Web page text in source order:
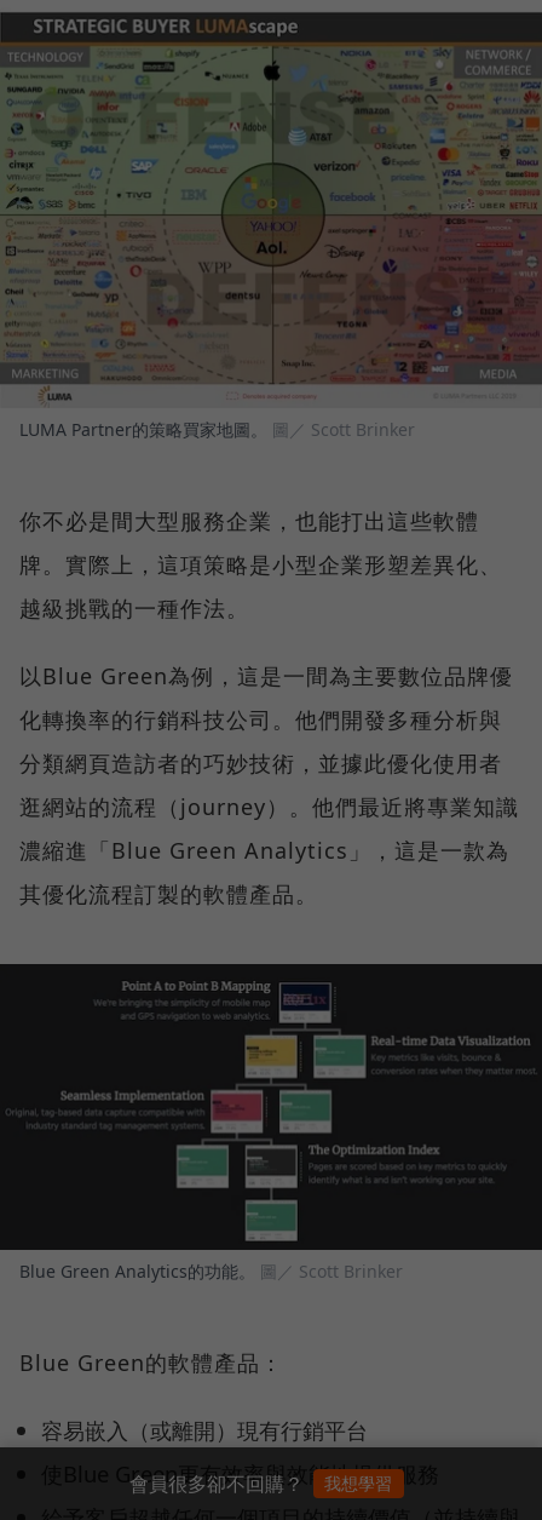
LUMA Partner的策略買家地圖。 圖／ Scott Brinker
你不必是間大型服務企業，也能打出這些軟體
牌。實際上，這項策略是小型企業形塑差異化、
越級挑戰的一種作法。
以Blue Green為例，這是一間為主要數位品牌優
化轉換率的行銷科技公司。他們開發多種分析與
分類網頁造訪者的巧妙技術，並據此優化使用者
逛網站的流程（journey）。他們最近將專業知識
濃縮進「Blue Green Analytics」，這是一款為
其優化流程訂製的軟體產品。
Blue Green Analytics的功能。 圖／ Scott Brinker
Blue Green的軟體產品：
容易嵌入（或離開）現有行銷平台
使Blue Green更有效率與效能地提供服務
會員很多卻不回購？ 我想學習